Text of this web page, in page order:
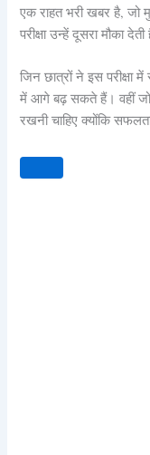
एक राहत भरी खबर है, जो
परीक्षा उन्हें दूसरा मौका
जिन छात्रों ने इस परीक्षा
में आगे बढ़ सकते हैं। वहीं जो
रखनी चाहिए क्योंकि